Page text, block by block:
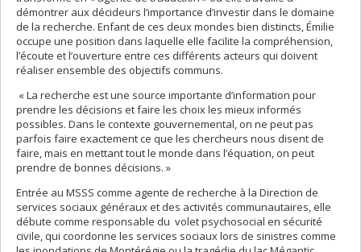
démontrer aux décideurs l’importance d’investir dans le domaine
de la recherche. Enfant de ces deux mondes bien distincts, Émilie
occupe une position dans laquelle elle facilite la compréhension,
l’écoute et l’ouverture entre ces différents acteurs qui doivent
réaliser ensemble des objectifs communs.
« La recherche est une source importante d’information pour
prendre les décisions et faire les choix les mieux informés
possibles. Dans le contexte gouvernemental, on ne peut pas
parfois faire exactement ce que les chercheurs nous disent de
faire, mais en mettant tout le monde dans l’équation, on peut
prendre de bonnes décisions. »
Entrée au MSSS comme agente de recherche à la Direction de
services sociaux généraux et des activités communautaires, elle
débute comme responsable du volet psychosocial en sécurité
civile, qui coordonne les services sociaux lors de sinistres comme